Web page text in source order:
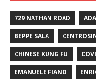
729 NATHAN ROAD
BEPPE SALA
CHINESE KUNG FU
EMANUELE FIANO